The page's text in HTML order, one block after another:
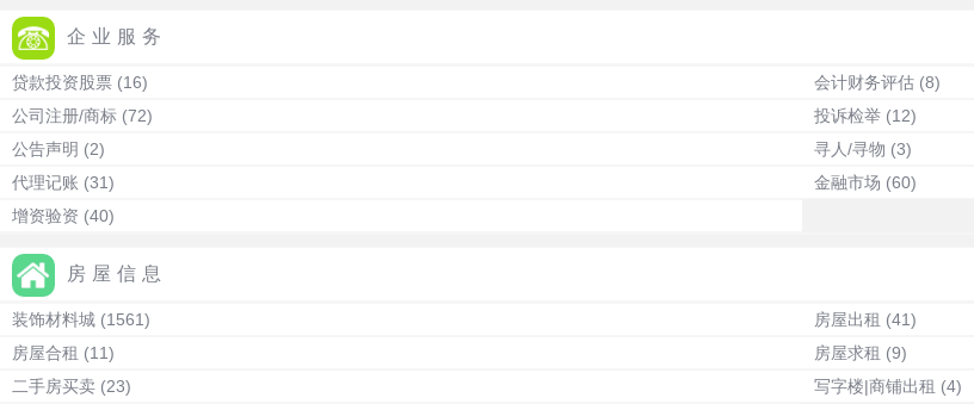
企业服务
贷款投资股票 (16) 会计财务评估 (8)
公司注册/商标 (72) 投诉检举 (12)
公告声明 (2) 寻人/寻物 (3)
代理记账 (31) 金融市场 (60)
增资验资 (40)
房屋信息
装饰材料城 (1561) 房屋出租 (41)
房屋合租 (11) 房屋求租 (9)
二手房买卖 (23) 写字楼|商铺出租 (4)